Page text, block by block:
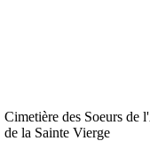
Cimetière des Soeurs de
de la Sainte Vierge